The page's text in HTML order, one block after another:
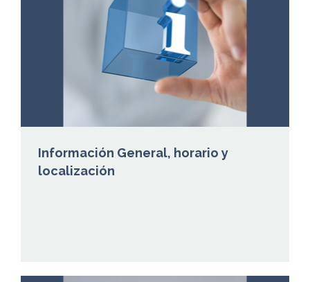
Información General, horario y
localización